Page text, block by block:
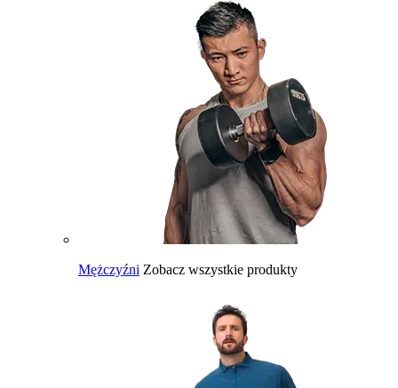
Mężczyźni Zobacz wszystkie produkty